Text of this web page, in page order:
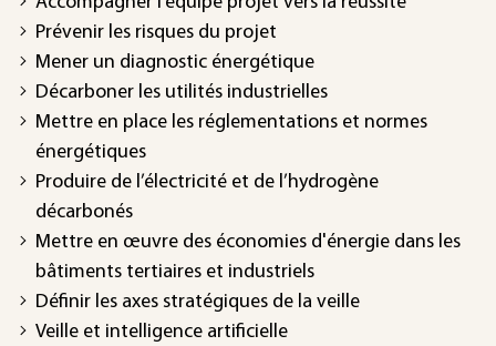
Prévenir les risques du projet
Mener un diagnostic énergétique
Décarboner les utilités industrielles
Mettre en place les réglementations et normes
énergétiques
Produire de l’électricité et de l’hydrogène
décarbonés
Mettre en œuvre des économies d'énergie dans les
bâtiments tertiaires et industriels
Définir les axes stratégiques de la veille
Veille et intelligence artificielle